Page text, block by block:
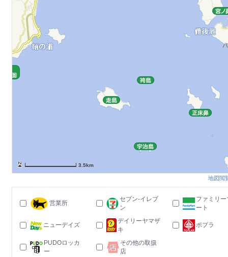
3.5km
地図閲
営業所
セブン-イレブ
ン
ファミリー
ート
ニューデイズ
デイリーヤマザ
キ
ポプラ
PUDOロッカ
ー
その他の取扱
店